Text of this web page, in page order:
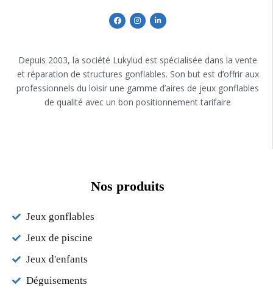
Depuis 2003, la société Lukylud est spécialisée dans la vente
et réparation de structures gonflables. Son but est d’offrir aux
professionnels du loisir une gamme d’aires de jeux gonflables
de qualité avec un bon positionnement tarifaire
Nos produits
Jeux gonflables
Jeux de piscine
Jeux d'enfants
Déguisements